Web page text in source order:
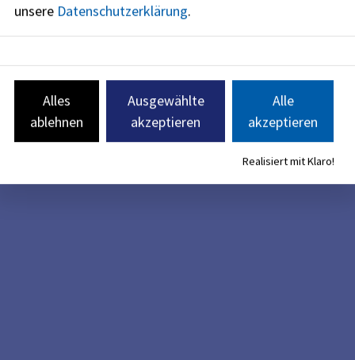
unsere Datenschutzerklärung.
Alles
ablehnen
Ausgewählte
akzeptieren
Alle
akzeptieren
Realisiert mit Klaro!